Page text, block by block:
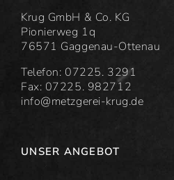
Krug GmbH & Co. KG
Pionierweg 1q
76571 Gaggenau-Ottenau
Telefon: 07225. 3291
Fax: 07225. 982712
info@metzgerei-krug.de
UNSER ANGEBOT